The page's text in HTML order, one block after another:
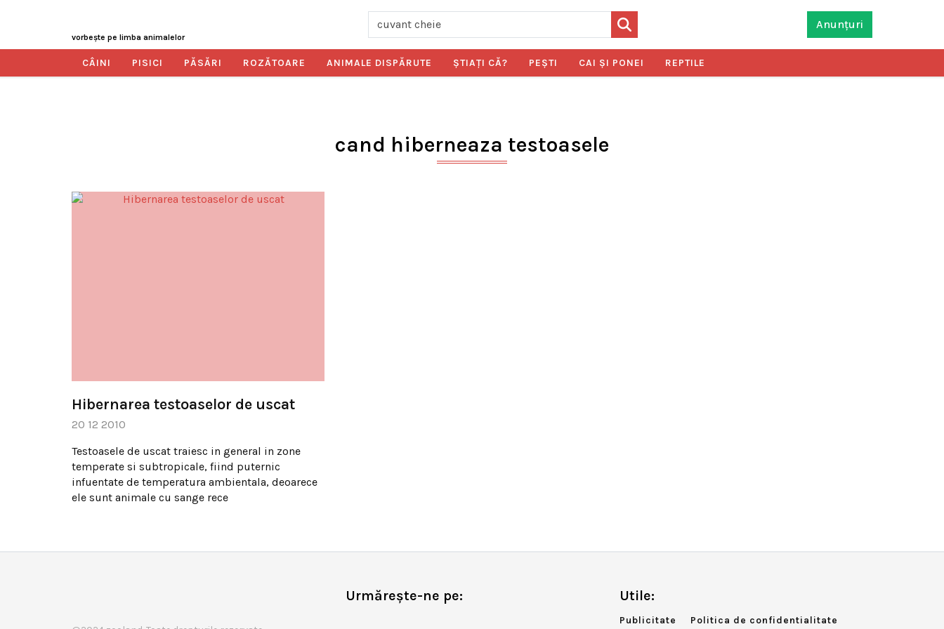
vorbeşte pe limba animalelor
Anunțuri
CÂINI PISICI PĂSĂRI ROZĂTOARE ANIMALE DISPĂRUTE ŞTIAŢI CĂ? PEŞTI CAI ŞI PONEI REPTILE
cand hiberneaza testoasele
Hibernarea testoaselor de uscat
20 12 2010
Testoasele de uscat traiesc in general in zone
temperate si subtropicale, fiind puternic
infuentate de temperatura ambientala, deoarece
ele sunt animale cu sange rece
Urmărește-ne pe: Utile:
Publicitate Politica de confidentialitate